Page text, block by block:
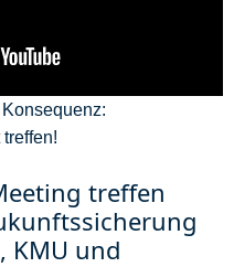
treffen
KMU und